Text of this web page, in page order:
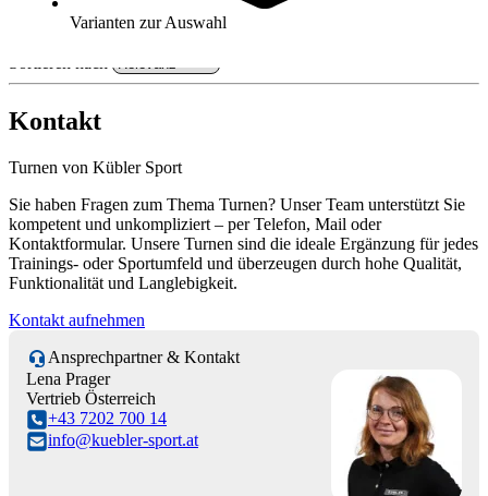
Varianten zur Auswahl
Kategorien & Filter
Kontakt
Turnen von Kübler Sport
Sie haben Fragen zum Thema Turnen? Unser Team unterstützt Sie
kompetent und unkompliziert – per Telefon, Mail oder
Kontaktformular. Unsere Turnen sind die ideale Ergänzung für jedes
Trainings- oder Sportumfeld und überzeugen durch hohe Qualität,
Funktionalität und Langlebigkeit.
Kontakt aufnehmen
Ansprechpartner & Kontakt
Lena Prager
Vertrieb Österreich
+43 7202 700 14
info@kuebler-sport.at